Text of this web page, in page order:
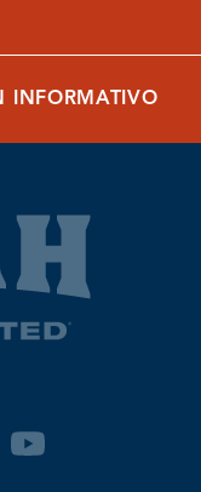
INFORMATIVO